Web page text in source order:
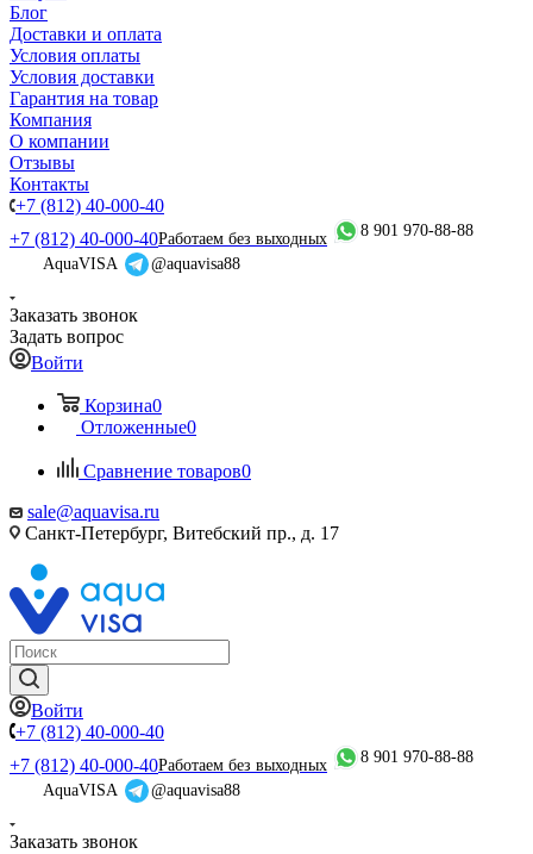
Блог
Доставки и оплата
Условия оплаты
Условия доставки
Гарантия на товар
Компания
О компании
Отзывы
Контакты
+7 (812) 40-000-40
+7 (812) 40-000-40Работаем без выходных
8 901 970-88-88
AquaVISA
@aquavisa88
Заказать звонок
Задать вопрос
Войти
Корзина0
Отложенные0
Сравнение товаров0
sale@aquavisa.ru
Санкт-Петербург, Витебский пр., д. 17
Войти
+7 (812) 40-000-40
+7 (812) 40-000-40Работаем без выходных
8 901 970-88-88
AquaVISA
@aquavisa88
Заказать звонок